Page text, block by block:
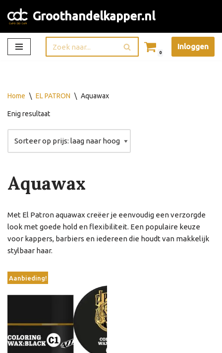
Ga
naar
de
Groothandelkapper.nl
0
Inloggen
Home \ EL PATRON \ Aquawax
Enig resultaat
Aquawax
Met El Patron aquawax creëer je eenvoudig een verzorgde
look met goede hold en flexibiliteit. Een populaire keuze
voor kappers, barbiers en iedereen die houdt van makkelijk
stylbaar haar.
Aanbieding!